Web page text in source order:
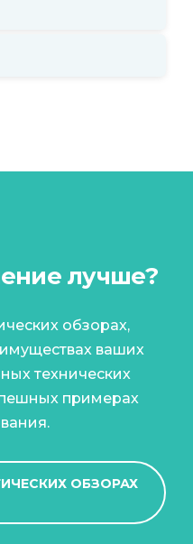
лучше?
обзорах,
ваших
технических
примерах
ОБЗОРАХ